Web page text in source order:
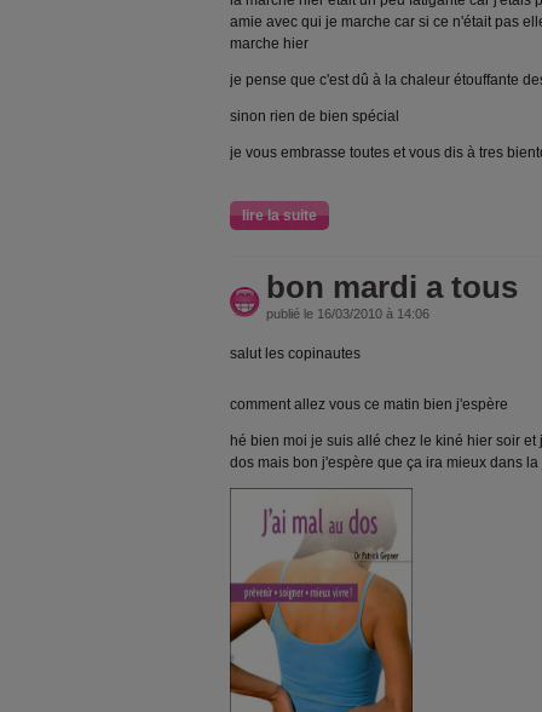
amie avec qui je marche car si ce n'était pas
marche hier
je pense que c'est dû à la chaleur étouffante
sinon rien de bien spécial
je vous embrasse toutes et vous dis à tres
lire la suite
bon mardi a tous
publié le 16/03/2010 à 14:06
salut les copinautes
comment allez vous ce matin bien j'espère
hé bien moi je suis allé chez le kiné hier soir
dos mais bon j'espère que ça ira mieux dans